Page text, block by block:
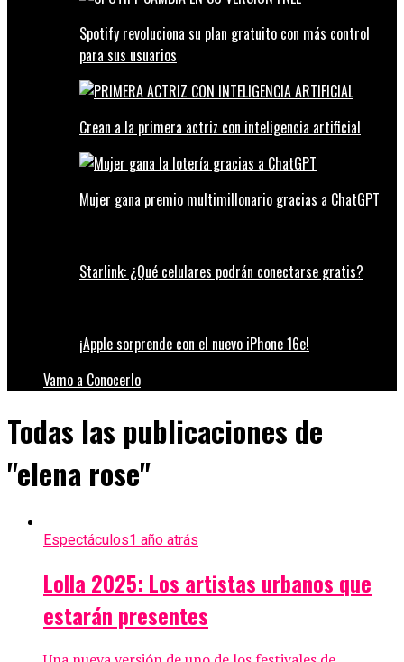
Spotify revoluciona su plan gratuito con más control
para sus usuarios
Crean a la primera actriz con inteligencia artificial
Mujer gana premio multimillonario gracias a ChatGPT
Starlink: ¿Qué celulares podrán conectarse gratis?
¡Apple sorprende con el nuevo iPhone 16e!
Vamo a Conocerlo
Todas las publicaciones de
"elena rose"
Espectáculos1 año atrás
Lolla 2025: Los artistas urbanos que
estarán presentes